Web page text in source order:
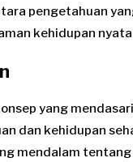
pengetahuan
kehidupan
yang
dan kehidupan
mendalam